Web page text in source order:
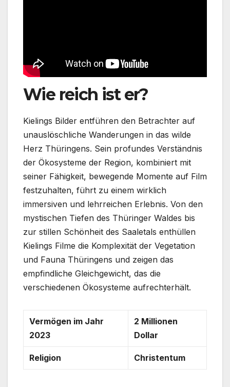
Wie reich ist er?
Kielings Bilder entführen den Betrachter auf
unauslöschliche Wanderungen in das wilde
Herz Thüringens. Sein profundes Verständnis
der Ökosysteme der Region, kombiniert mit
seiner Fähigkeit, bewegende Momente auf Film
festzuhalten, führt zu einem wirklich
immersiven und lehrreichen Erlebnis. Von den
mystischen Tiefen des Thüringer Waldes bis
zur stillen Schönheit des Saaletals enthüllen
Kielings Filme die Komplexität der Vegetation
und Fauna Thüringens und zeigen das
empfindliche Gleichgewicht, das die
verschiedenen Ökosysteme aufrechterhält.
Vermögen im Jahr
2023
2 Millionen
Dollar
Religion Christentum